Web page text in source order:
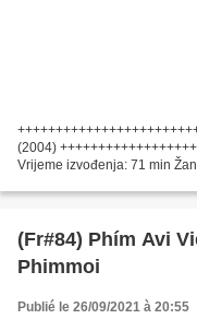
(2004)
Vrijeme izvođenja: 71 min
(Fr#84) Phím Avi
Phimmoi
Publié le 26/09/2021 à 20:55